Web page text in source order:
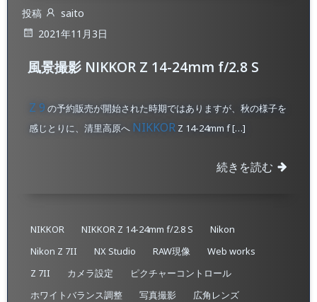
投稿
saito
2021年11月3日
風景撮影 NIKKOR Z 14-24mm f/2.8 S
Z 9 の予約販売が開始された時期ではありますが、秋の様子を
感じとりに、清里高原へ NIKKOR Z 14-24mm f […]
続きを読む
NIKKOR NIKKOR Z 14-24mm f/2.8 S
Nikon
Nikon Z 7II
NX Studio RAW現像
Web works
Z 7II
カメラ設定
ピクチャーコントロール
ホワイトバランス調整
写真撮影
広角レンズ